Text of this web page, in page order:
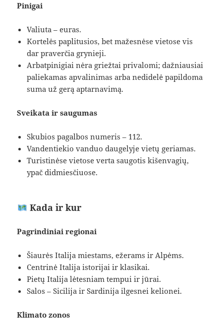
Pinigai
Valiuta – euras.
Kortelės paplitusios, bet mažesnėse vietose vis
dar praverčia grynieji.
Arbatpinigiai nėra griežtai privalomi; dažniausiai
paliekamas apvalinimas arba nedidelė papildoma
suma už gerą aptarnavimą.
Sveikata ir saugumas
Skubios pagalbos numeris – 112.
Vandentiekio vanduo daugelyje vietų geriamas.
Turistinėse vietose verta saugotis kišenvagių,
ypač didmiesčiuose.
Kada ir kur
Pagrindiniai regionai
Šiaurės Italija miestams, ežerams ir Alpėms.
Centrinė Italija istorijai ir klasikai.
Pietų Italija lėtesniam tempui ir jūrai.
Salos – Sicilija ir Sardinija ilgesnei kelionei.
Klimato zonos